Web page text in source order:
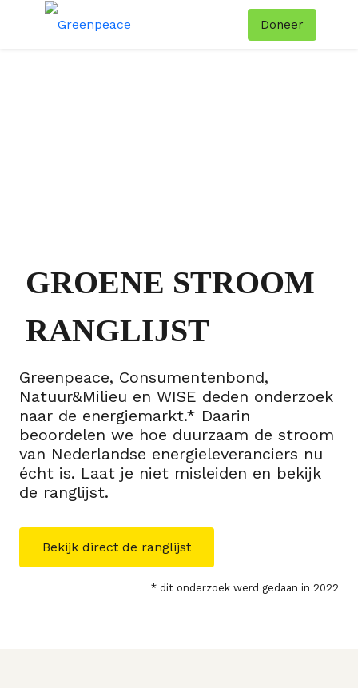
Doneer
GROENE STROOM
RANGLIJST
Greenpeace, Consumentenbond,
Natuur&Milieu en WISE deden onderzoek
naar de energiemarkt.* Daarin
beoordelen we hoe duurzaam de stroom
van Nederlandse energieleveranciers nu
écht is. Laat je niet misleiden en bekijk
de ranglijst.
Bekijk direct de ranglijst
* dit onderzoek werd gedaan in 2022